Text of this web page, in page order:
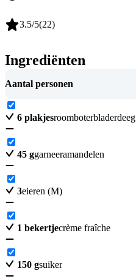
3.5/5(22)
Ingrediënten
Aantal personen
6 plakjesroomboterbladerdeeg
45 ggarneeramandelen
3eieren (M)
1 bekertjecrème fraîche
150 gsuiker